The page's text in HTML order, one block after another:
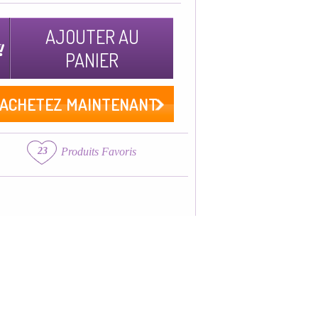
AJOUTER AU
PANIER
MAINTENANT
23 Produits Favoris